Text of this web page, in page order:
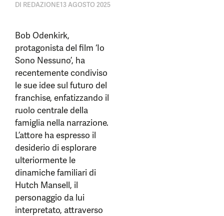
DI REDAZIONE13 AGOSTO 2025
Bob Odenkirk,
protagonista del film ‘Io
Sono Nessuno’, ha
recentemente condiviso
le sue idee sul futuro del
franchise, enfatizzando il
ruolo centrale della
famiglia nella narrazione.
L’attore ha espresso il
desiderio di esplorare
ulteriormente le
dinamiche familiari di
Hutch Mansell, il
personaggio da lui
interpretato, attraverso